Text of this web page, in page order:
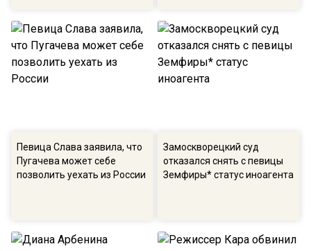
Певица Слава заявила, что
Пугачева может себе
позволить уехать из России
Замоскворецкий суд
отказался снять с певицы
Земфиры* статус иноагента